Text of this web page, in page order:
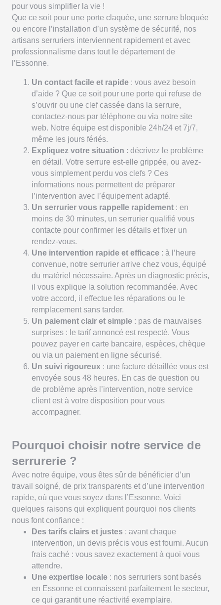
pour vous simplifier la vie !
Que ce soit pour une porte claquée, une serrure bloquée
ou encore l’installation d’un système de sécurité, nos
artisans serruriers interviennent rapidement et avec
professionnalisme dans tout le département de
l’Essonne.
Un contact facile et rapide : vous avez besoin
d’aide ? Que ce soit pour une porte qui refuse de
s’ouvrir ou une clef cassée dans la serrure,
contactez-nous par téléphone ou via notre site
web. Notre équipe est disponible 24h/24 et 7j/7,
même les jours fériés.
Expliquez votre situation : décrivez le problème
en détail. Votre serrure est-elle grippée, ou avez-
vous simplement perdu vos clefs ? Ces
informations nous permettent de préparer
l’intervention avec l’équipement adapté.
Un serrurier vous rappelle rapidement : en
moins de 30 minutes, un serrurier qualifié vous
contacte pour confirmer les détails et fixer un
rendez-vous.
Une intervention rapide et efficace : à l’heure
convenue, notre serrurier arrive chez vous, équipé
du matériel nécessaire. Après un diagnostic précis,
il vous explique la solution recommandée. Avec
votre accord, il effectue les réparations ou le
remplacement sans tarder.
Un paiement clair et simple : pas de mauvaises
surprises : le tarif annoncé est respecté. Vous
pouvez payer en carte bancaire, espèces, chèque
ou via un paiement en ligne sécurisé.
Un suivi rigoureux : une facture détaillée vous est
envoyée sous 48 heures. En cas de question ou
de problème après l’intervention, notre service
client est à votre disposition pour vous
accompagner.
Pourquoi choisir notre service de
serrurerie ?
Avec notre équipe, vous êtes sûr de bénéficier d’un
travail soigné, de prix transparents et d’une intervention
rapide, où que vous soyez dans l’Essonne. Voici
quelques raisons qui expliquent pourquoi nos clients
nous font confiance :
Des tarifs clairs et justes : avant chaque
intervention, un devis précis vous est fourni. Aucun
frais caché : vous savez exactement à quoi vous
attendre.
Une expertise locale : nos serruriers sont basés
en Essonne et connaissent parfaitement le secteur,
ce qui garantit une réactivité exemplaire.